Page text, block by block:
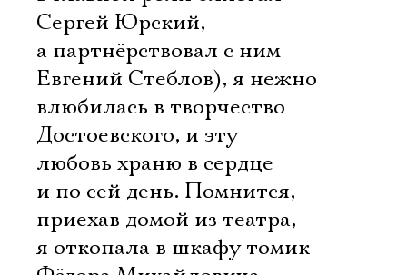
Сергей Юрский,
а партнёрствовал с ним
Евгений Стеблов), я нежно
влюбилась в творчество
Достоевского, и эту
любовь храню в сердце
и по сей день. Помнится,
приехав домой из театра,
я откопала в шкафу томик